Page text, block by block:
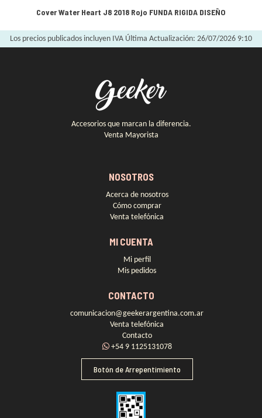
Cover Water Heart J8 2018 Rojo FUNDA RIGIDA DISEÑO
Los precios publicados incluyen IVA Última Actualización: 26/07/2026 9:10
Accesorios que marcan la diferencia.
Venta Mayorista
NOSOTROS
Acerca de nosotros
Cómo comprar
Venta telefónica
MI CUENTA
Mi perfil
Mis pedidos
CONTACTO
comunicacion@geekerargentina.com.ar
Venta telefónica
Contacto
+54 9 1125131078
Botón de Arrepentimiento